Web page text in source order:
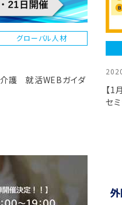
グローバル人材
介護 就活WEBガイダ
【1
セ